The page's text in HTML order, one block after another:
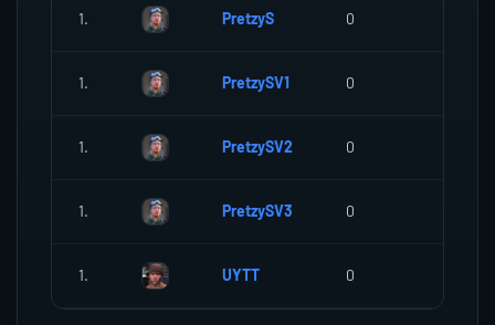
1. PretzyS 0
1. PretzySV1 0
1. PretzySV2 0
1. PretzySV3 0
1. UYTT 0